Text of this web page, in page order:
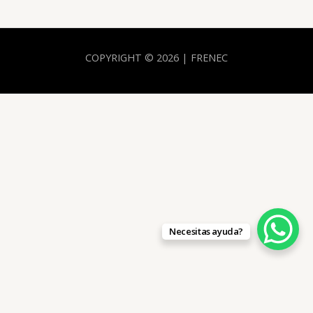
COPYRIGHT © 2026 | FRENEC
Necesitas ayuda?